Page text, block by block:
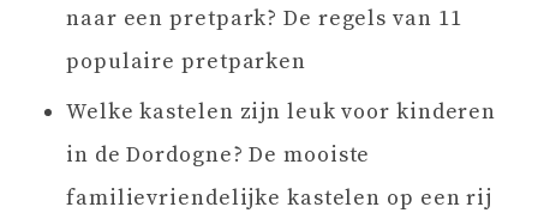
naar een pretpark? De regels van 11
populaire pretparken
Welke kastelen zijn leuk voor kinderen
in de Dordogne? De mooiste
familievriendelijke kastelen op een rij